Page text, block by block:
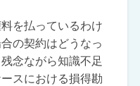
を払っているわけ
の契約はどうなっ
念ながら知識不足
スにおける損得勘